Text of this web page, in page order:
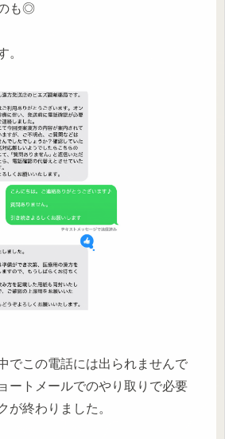
も◎
。
でこの電話には出られませんで
ートメールでのやり取りで必要
が終わりました。